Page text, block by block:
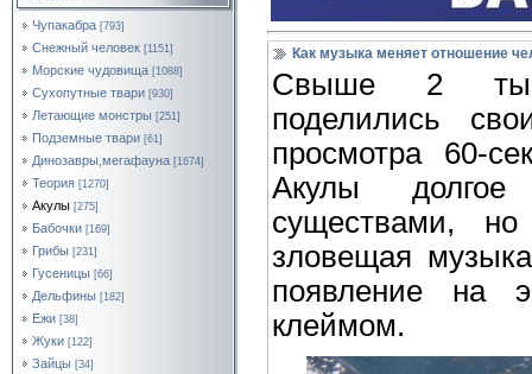
Чупакабра [793]
Снежный человек [1151]
Морские чудовища [1088]
Сухопутные твари [930]
Летающие монстры [251]
Подземные твари [61]
Динозавры,мегафауна [1674]
Теория [1270]
Акулы [275]
Бабочки [169]
Грибы [231]
Гусеницы [66]
Дельфины [182]
Ежи [38]
Жуки [122]
Зайцы [34]
Как музыка меняет отношение
Свыше 2
поделились
просмотра 60-
Акулы
существами,
зловещая
появление на
клеймом.